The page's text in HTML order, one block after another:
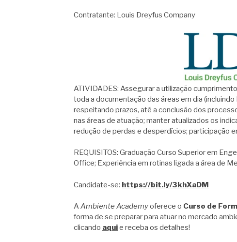
Contratante: Louis Dreyfus Company
ATIVIDADES: Assegurar a utilização
toda a documentação das áreas em dia
respeitando prazos, até a conclusão dos
nas áreas de atuação; manter atualizados os
redução de perdas e desperdícios; participação
REQUISITOS: Graduação Curso Superior em
Office; Experiência em rotinas ligada a área de
Candidate-se: https://bit.ly/3khXaDM
AAmbiente Academyoferece o Curso de
forma de se preparar para atuar no mercado
clicando aquie receba os detalhes!